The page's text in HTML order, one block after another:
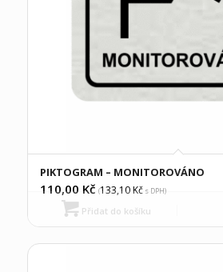
PIKTOGRAM – MONITOROVÁNO
110,00 Kč (133,10Kčs DPH)
Přidat do košíku